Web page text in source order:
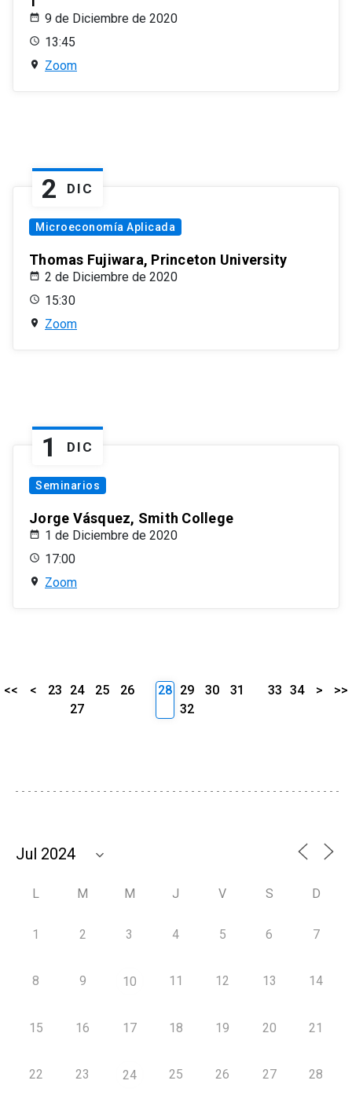
9 de Diciembre de 2020
13:45
Zoom
2 DIC
Microeconomía Aplicada
Thomas Fujiwara, Princeton University
2 de Diciembre de 2020
15:30
Zoom
1 DIC
Seminarios
Jorge Vásquez, Smith College
1 de Diciembre de 2020
17:00
Zoom
<< < 23 24 25
26
27
28 29 30
31
32
33 34 > >>
L M M J V S D
1 2 3 4 5 6 7
8 9 10 11 12 13 14
15 16 17 18 19 20 21
22 23 24 25 26 27 28